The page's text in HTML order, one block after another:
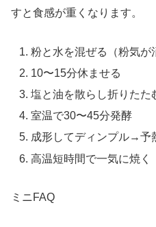
すと食感が重くなります。
粉と水を混ぜる（粉気が
10〜15分休ませる
塩と油を散らし折りたた
室温で30〜45分発酵
成形してディンプル→予
高温短時間で一気に焼く
ミニFAQ